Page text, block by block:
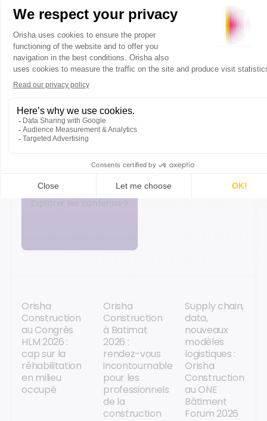
INSIGHTS COMPLÉMENTAIRES
Poursuivez votre lecture
Découvrez d’autres analyses, retours
comprendre les transformations.
Explorer les contenus
Orisha
Construction
au Congrès
HLM 2026 :
cap sur la
réhabilitation
en milieu
occupé
Orisha
Construction
à Batimat
2026 :
rendez-vous
incontournable
pour les
professionnels
de la
construction
Supply chain,
data,
nouveaux
modèles
logistiques :
Orisha
Construction
au ONE
Bâtiment
Forum 2026